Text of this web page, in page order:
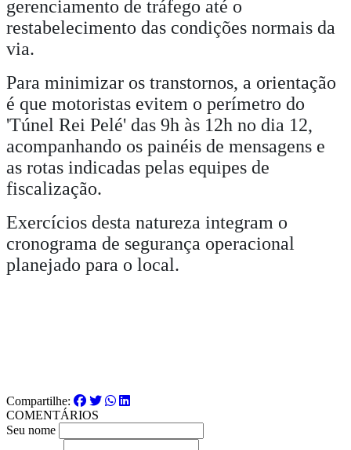
gerenciamento de tráfego até o
restabelecimento das condições normais da
via.
Para minimizar os transtornos, a orientação
é que motoristas evitem o perímetro do
'Túnel Rei Pelé' das 9h às 12h no dia 12,
acompanhando os painéis de mensagens e
as rotas indicadas pelas equipes de
fiscalização.
Exercícios desta natureza integram o
cronograma de segurança operacional
planejado para o local.
Compartilhe:
COMENTÁRIOS
Seu nome